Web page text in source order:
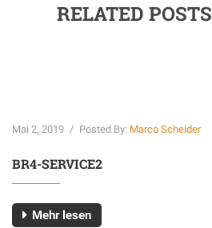
RELATED POSTS
Mai 2, 2019 / Posted By: Marco Scheider
BR4-SERVICE2
Mehr lesen